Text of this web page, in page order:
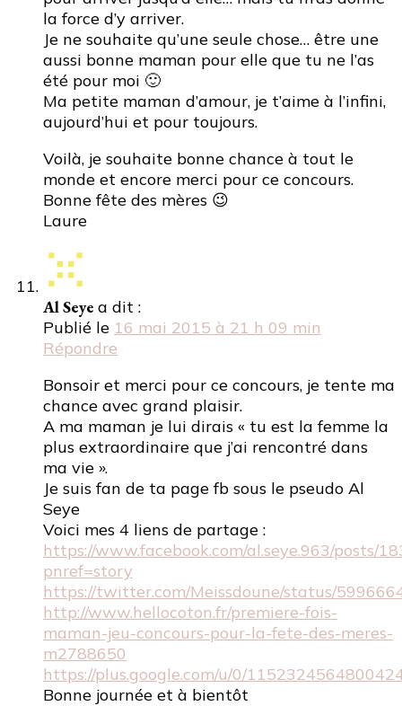
la force d’y arriver.
Je ne souhaite qu’une seule chose… être une
aussi bonne maman pour elle que tu ne l’as
été pour moi 🙂
Ma petite maman d’amour, je t’aime à l’infini,
aujourd’hui et pour toujours.
Voilà, je souhaite bonne chance à tout le
monde et encore merci pour ce concours.
Bonne fête des mères 😉
Laure
Al Seye a dit :
Publié le 16 mai 2015 à 21 h 09 min
Répondre
Bonsoir et merci pour ce concours, je tente ma
chance avec grand plaisir.
A ma maman je lui dirais « tu est la femme la
plus extraordinaire que j’ai rencontré dans
ma vie ».
Je suis fan de ta page fb sous le pseudo Al
Seye
Voici mes 4 liens de partage :
https://www.facebook.com/al.seye.963/posts/
pnref=story
https://twitter.com/Meissdoune/status/
http://www.hellocoton.fr/premiere-fois-
maman-jeu-concours-pour-la-fete-des-meres-
m2788650
https://plus.google.com/u/0/
Bonne journée et à bientôt